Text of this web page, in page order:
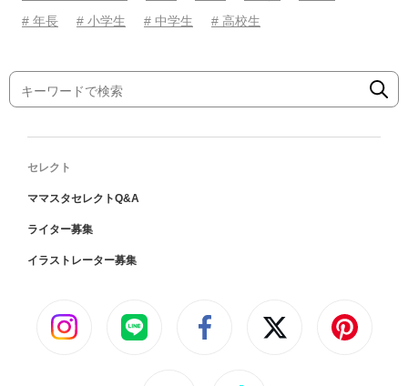
# 年長
# 小学生 # 中学生 # 高校生
セレクト
ママスタセレクトQ&A
ライター募集
イラストレーター募集